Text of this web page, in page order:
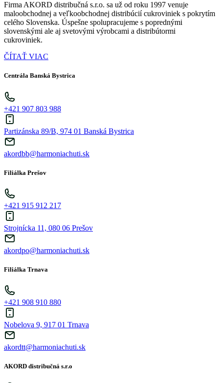
Firma AKORD distribučná s.r.o. sa už od roku 1997 venuje
maloobchodnej a veľkoobchodnej distribúcií cukroviniek s pokrytím
celého Slovenska. Úspešne spolupracujeme s poprednými
slovenskými ale aj svetovými výrobcami a distribútormi
cukroviniek.
ČÍTAŤ VIAC
Centrála Banská Bystrica
+421 907 803 988
Partizánska 89/B, 974 01 Banská Bystrica
akordbb@harmoniachuti.sk
Filiálka Prešov
+421 915 912 217
Strojnícka 11, 080 06 Prešov
akordpo@harmoniachuti.sk
Filiálka Trnava
+421 908 910 880
Nobelova 9, 917 01 Trnava
akordtt@harmoniachuti.sk
AKORD distribučná s.r.o